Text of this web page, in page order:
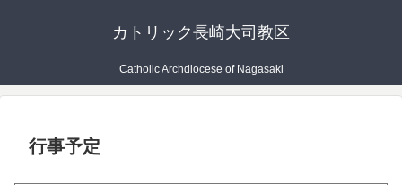
カトリック長崎大司教区
Catholic Archdiocese of Nagasaki
行事予定